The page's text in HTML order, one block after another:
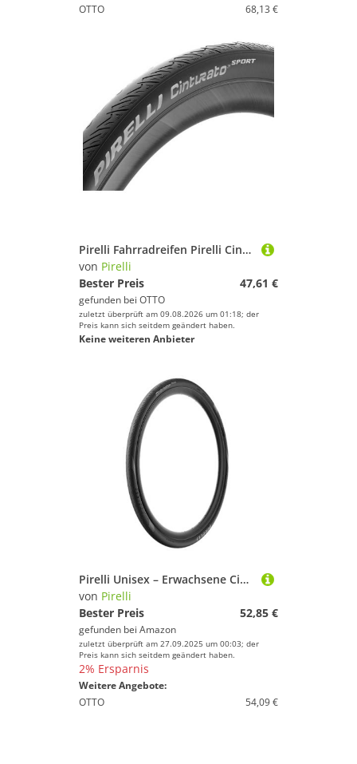
OTTO
68,13 €
Pirelli Fahrradreifen Pirelli Cinturato Sport 28-622 700x28c - Rennrad Faltreifen mit TechWa
von Pirelli
Bester Preis
47,61 €
gefunden bei OTTO
zuletzt überprüft am 09.08.2026 um 01:18; der
Preis kann sich seitdem geändert haben.
Keine weiteren Anbieter
Pirelli Unisex – Erwachsene Cinturato Road Fahrradreifen, Black, 28-622
von Pirelli
Bester Preis
52,85 €
gefunden bei Amazon
zuletzt überprüft am 27.09.2025 um 00:03; der
Preis kann sich seitdem geändert haben.
2% Ersparnis
Weitere Angebote:
OTTO
54,09 €